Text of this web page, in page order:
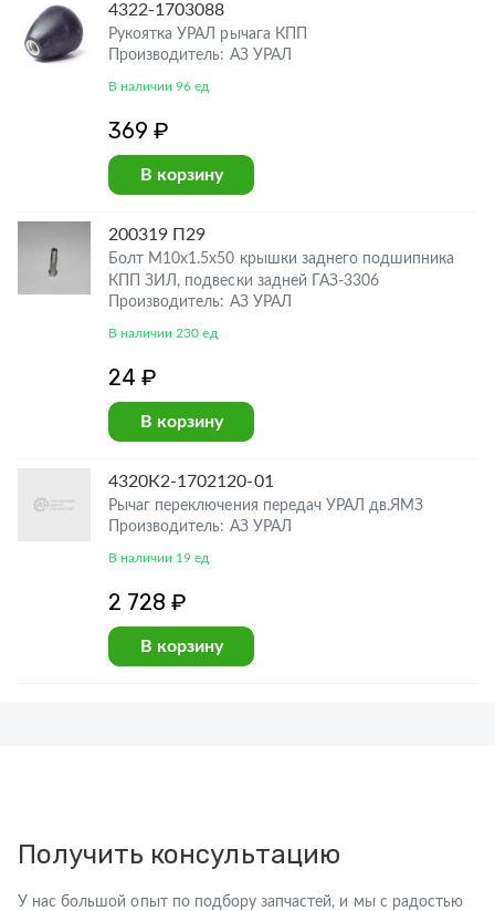
4322-1703088
Рукоятка УРАЛ рычага КПП
Производитель: АЗ УРАЛ
В наличии 96 ед
369 ₽
В корзину
200319 П29
Болт М10х1.5х50 крышки заднего подшипника
КПП ЗИЛ, подвески задней ГАЗ-3306
Производитель: АЗ УРАЛ
В наличии 230 ед
24 ₽
В корзину
4320К2-1702120-01
Рычаг переключения передач УРАЛ дв.ЯМЗ
Производитель: АЗ УРАЛ
В наличии 19 ед
2 728 ₽
В корзину
Получить консультацию
У нас большой опыт по подбору запчастей, и мы с радостью